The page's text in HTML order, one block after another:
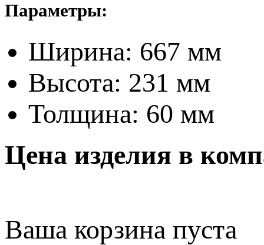
Параметры:
Ширина: 667 мм
Высота: 231 мм
Толщина: 60 мм
Цена изделия в
Ваша корзина пуста